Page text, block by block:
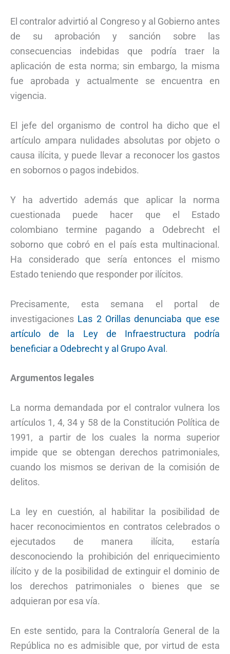
El contralor advirtió al Congreso y al Gobierno antes
de su aprobación y sanción sobre las
consecuencias indebidas que podría traer la
aplicación de esta norma; sin embargo, la misma
fue aprobada y actualmente se encuentra en
vigencia.
El jefe del organismo de control ha dicho que el
artículo ampara nulidades absolutas por objeto o
causa ilícita, y puede llevar a reconocer los gastos
en sobornos o pagos indebidos.
Y ha advertido además que aplicar la norma
cuestionada puede hacer que el Estado
colombiano termine pagando a Odebrecht el
soborno que cobró en el país esta multinacional.
Ha considerado que sería entonces el mismo
Estado teniendo que responder por ilícitos.
Precisamente, esta semana el portal de
investigaciones Las 2 Orillas denunciaba que ese
artículo de la Ley de Infraestructura podría
beneficiar a Odebrecht y al Grupo Aval.
Argumentos legales
La norma demandada por el contralor vulnera los
artículos 1, 4, 34 y 58 de la Constitución Política de
1991, a partir de los cuales la norma superior
impide que se obtengan derechos patrimoniales,
cuando los mismos se derivan de la comisión de
delitos.
La ley en cuestión, al habilitar la posibilidad de
hacer reconocimientos en contratos celebrados o
ejecutados de manera ilícita, estaría
desconociendo la prohibición del enriquecimiento
ilícito y de la posibilidad de extinguir el dominio de
los derechos patrimoniales o bienes que se
adquieran por esa vía.
En este sentido, para la Contraloría General de la
República no es admisible que, por virtud de esta